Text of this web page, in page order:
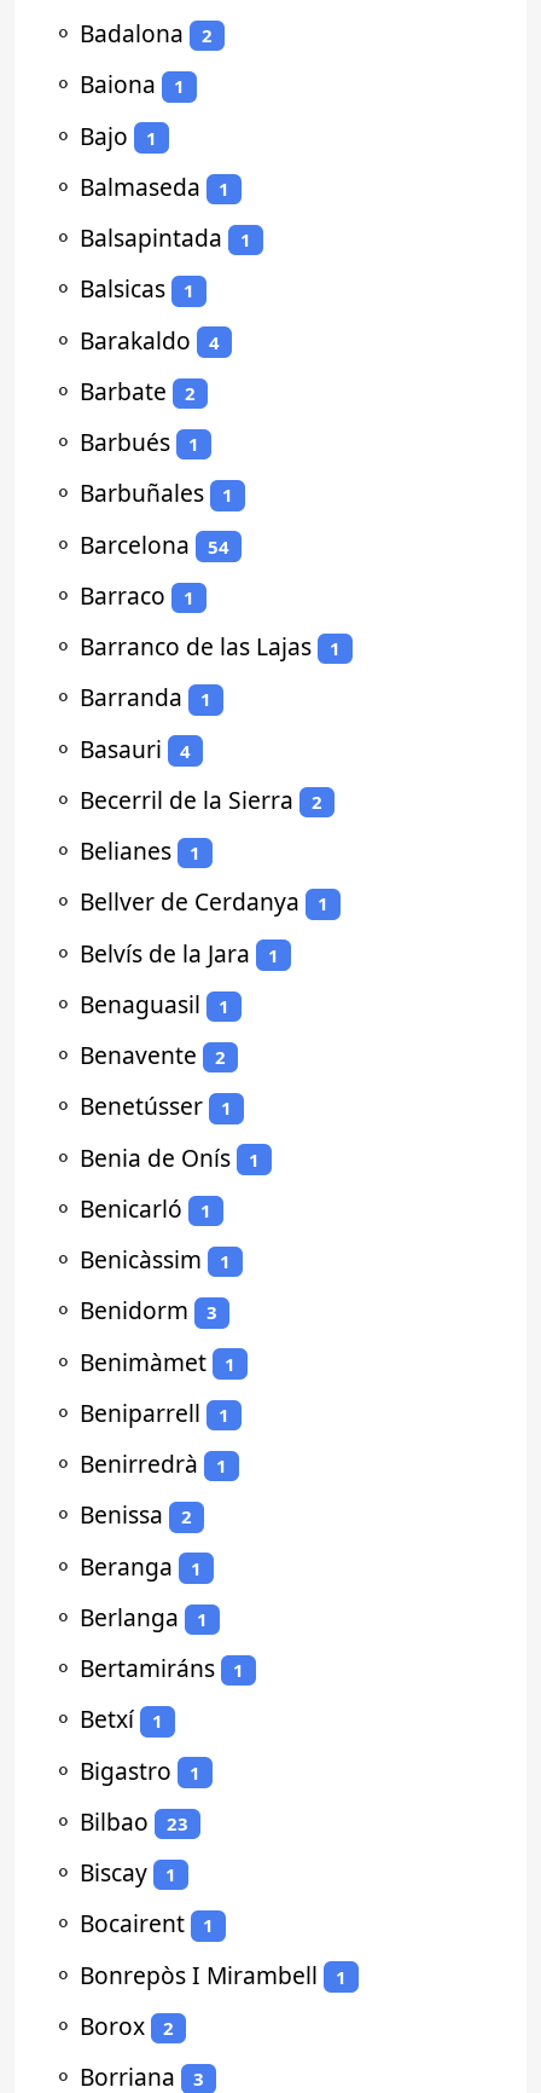
⚬ Badalona 2
⚬ Baiona 1
⚬ Bajo 1
⚬ Balmaseda 1
⚬ Balsapintada 1
⚬ Balsicas 1
⚬ Barakaldo 4
⚬ Barbate 2
⚬ Barbués 1
⚬ Barbuñales 1
⚬ Barcelona 54
⚬ Barraco 1
⚬ Barranco de las Lajas 1
⚬ Barranda 1
⚬ Basauri 4
⚬ Becerril de la Sierra 2
⚬ Belianes 1
⚬ Bellver de Cerdanya 1
⚬ Belvís de la Jara 1
⚬ Benaguasil 1
⚬ Benavente 2
⚬ Benetússer 1
⚬ Benia de Onís 1
⚬ Benicarló 1
⚬ Benicàssim 1
⚬ Benidorm 3
⚬ Benimàmet 1
⚬ Beniparrell 1
⚬ Benirredrà 1
⚬ Benissa 2
⚬ Beranga 1
⚬ Berlanga 1
⚬ Bertamiráns 1
⚬ Betxí 1
⚬ Bigastro 1
⚬ Bilbao 23
⚬ Biscay 1
⚬ Bocairent 1
⚬ Bonrepòs I Mirambell 1
⚬ Borox 2
⚬ Borriana 3